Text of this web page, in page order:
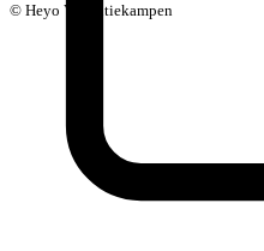
© Heyo Vakantiekampen